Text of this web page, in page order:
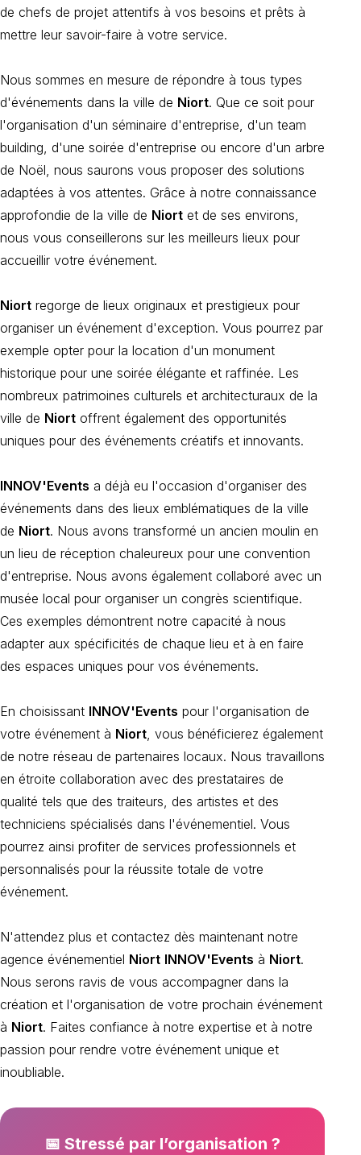
de chefs de projet attentifs à vos besoins et prêts à
mettre leur savoir-faire à votre service.
Nous sommes en mesure de répondre à tous types
d'événements dans la ville de Niort. Que ce soit pour
l'organisation d'un séminaire d'entreprise, d'un team
building, d'une soirée d'entreprise ou encore d'un arbre
de Noël, nous saurons vous proposer des solutions
adaptées à vos attentes. Grâce à notre connaissance
approfondie de la ville de Niort et de ses environs,
nous vous conseillerons sur les meilleurs lieux pour
accueillir votre événement.
Niort regorge de lieux originaux et prestigieux pour
organiser un événement d'exception. Vous pourrez par
exemple opter pour la location d'un monument
historique pour une soirée élégante et raffinée. Les
nombreux patrimoines culturels et architecturaux de la
ville de Niort offrent également des opportunités
uniques pour des événements créatifs et innovants.
INNOV'Events a déjà eu l'occasion d'organiser des
événements dans des lieux emblématiques de la ville
de Niort. Nous avons transformé un ancien moulin en
un lieu de réception chaleureux pour une convention
d'entreprise. Nous avons également collaboré avec un
musée local pour organiser un congrès scientifique.
Ces exemples démontrent notre capacité à nous
adapter aux spécificités de chaque lieu et à en faire
des espaces uniques pour vos événements.
En choisissant INNOV'Events pour l'organisation de
votre événement à Niort, vous bénéficierez également
de notre réseau de partenaires locaux. Nous travaillons
en étroite collaboration avec des prestataires de
qualité tels que des traiteurs, des artistes et des
techniciens spécialisés dans l'événementiel. Vous
pourrez ainsi profiter de services professionnels et
personnalisés pour la réussite totale de votre
événement.
N'attendez plus et contactez dès maintenant notre
agence événementiel Niort INNOV'Events à Niort.
Nous serons ravis de vous accompagner dans la
création et l'organisation de votre prochain événement
à Niort. Faites confiance à notre expertise et à notre
passion pour rendre votre événement unique et
inoubliable.
📅 Stressé par l’organisation ?